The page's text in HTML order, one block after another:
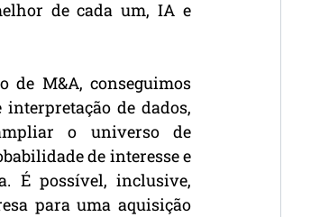
de cada um, IA e
de M&A, conseguimos
de dados,
o universo de
de interesse e
É possível, inclusive,
para uma aquisição